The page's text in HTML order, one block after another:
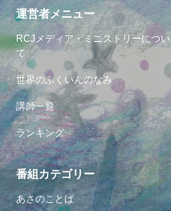
運営者メニュー
RCJメディア・ミニストリーについ
て
世界のふくいんのなみ
講師一覧
ランキング
番組カテゴリー
あさのことば